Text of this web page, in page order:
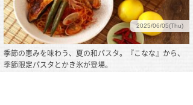
2025/06/05(Thu)
季節の恵みを味わう、夏の和パスタ。『こなな』から、
季節限定パスタとかき氷が登場。